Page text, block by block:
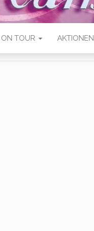
TOUR AKTIONEN